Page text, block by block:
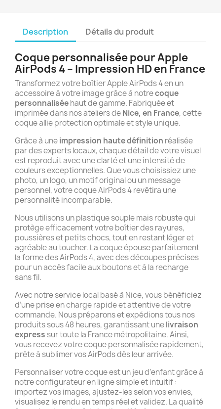
Description Détails du produit
Coque personnalisée pour Apple
AirPods 4 – Impression HD en France
Transformez votre boîtier Apple AirPods 4 en un
accessoire à votre image grâce à notrecoque
personnaliséehaut de gamme. Fabriquée et
imprimée dans nos ateliers deNice, en France, cette
coque allie protection optimale et style unique.
Grâce à uneimpression haute définition réalisée
par des experts locaux, chaque détail de votre visuel
est reproduit avec une clarté et une intensité de
couleurs exceptionnelles. Que vous choisissiez une
photo, un logo, un motif original ou un message
personnel, votre coque AirPods 4 revêtira une
personnalité incomparable.
Nous utilisons un plastique souple mais robuste qui
protège efficacement votre boîtier des rayures,
poussières et petits chocs, tout en restant léger et
agréable au toucher. La coque épouse parfaitement
la forme des AirPods 4, avec des découpes précises
pour un accès facile aux boutons et à la recharge
sans fil.
Avec notre service local basé à Nice, vous bénéficiez
d’une prise en charge rapide et attentive de votre
commande. Nous préparons et expédions tous nos
produits sous 48 heures, garantissant unelivraison
express sur toute la France métropolitaine. Ainsi,
vous recevez votre coque personnalisée rapidement,
prête à sublimer vos AirPods dès leur arrivée.
Personnaliser votre coque est un jeu d’enfant grâce à
notre configurateur en ligne simple et intuitif :
importez vos images, ajustez-les selon vos envies,
visualisez le rendu en temps réel et validez. La qualité